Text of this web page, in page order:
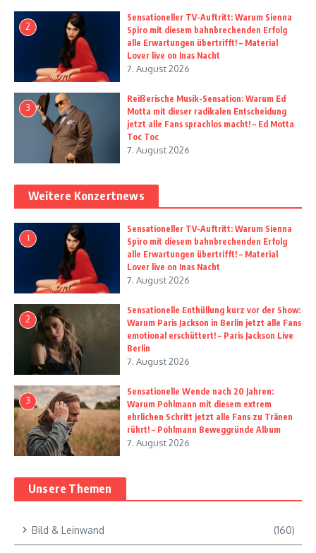
2
Sensationeller TV-Auftritt: Warum Sienna
Spiro mit diesem bahnbrechenden Erfolg
alle Erwartungen übertrifft! – Material
Lover live on Inas Nacht
7. August 2026
3
Reißerische Musik-Sensation: Warum Ed
Motta mit dieser radikalen Entscheidung
jetzt alle Fans sprachlos macht! – Ed Motta
Toc Toc
7. August 2026
Weitere Konzertnews
1
Sensationeller TV-Auftritt: Warum Sienna
Spiro mit diesem bahnbrechenden Erfolg
alle Erwartungen übertrifft! – Material
Lover live on Inas Nacht
7. August 2026
2
Sensationelle Enthüllung kurz vor der Show:
Warum Paris Jackson in Berlin jetzt alle Fans
emotional erschüttert! – Paris Jackson Live
Berlin
7. August 2026
3
Sensationelle Wende nach 20 Jahren:
Warum Pohlmann mit diesem extrem
ehrlichen Schritt jetzt alle Fans zu Tränen
rührt! – Pohlmann Beweggründe Album
7. August 2026
Unsere Themen
Bild & Leinwand (160)